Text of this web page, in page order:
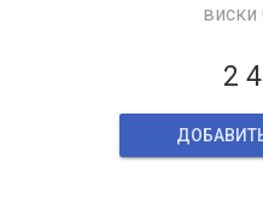
виски
2